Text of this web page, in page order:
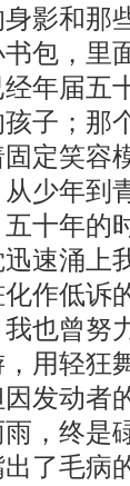
身影和
包，里
年届五
子；那
定笑容
少年到
五十年
速涌上
作低诉
也曾努
用轻狂
发动者
，终是
了毛病